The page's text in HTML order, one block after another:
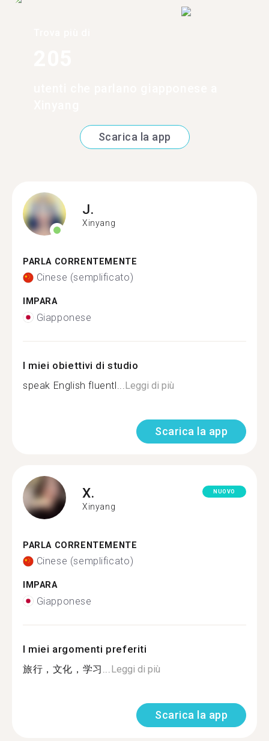
Scarica la app
J.
Xinyang
PARLA CORRENTEMENTE
Cinese (semplificato)
IMPARA
Giapponese
I miei obiettivi di studio
speak English fluentl... Leggi di più
Scarica la app
X.
Xinyang
NUOVO
PARLA CORRENTEMENTE
Cinese (semplificato)
IMPARA
Giapponese
I miei argomenti preferiti
旅行，文化，学习... Leggi di più
Scarica la app